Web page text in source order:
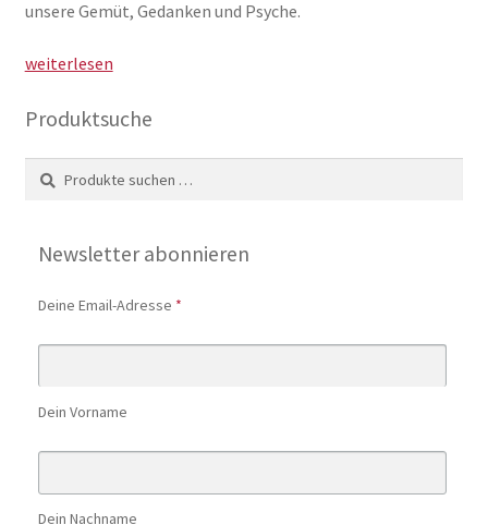
unsere Gemüt, Gedanken und Psyche.
Verstopfung:
und
weiterlesen
Produktsuche
Suche
nach:
Suchen
Newsletter abonnieren
Deine Email-Adresse *
Dein Vorname
Dein Nachname